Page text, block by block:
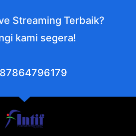
Streaming Terbaik?
kami segera!